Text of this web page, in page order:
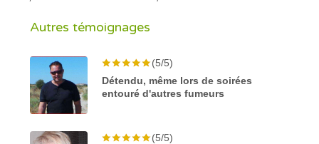
Autres témoignages
(5/5)
Détendu, même lors de soirées
entouré d'autres fumeurs
(5/5)